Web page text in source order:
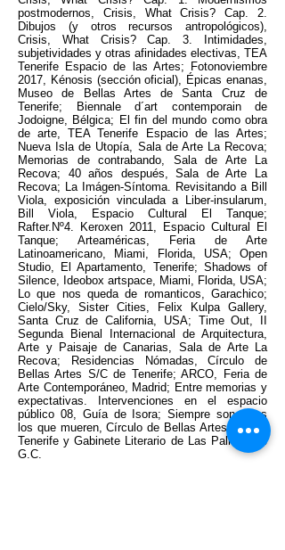
postmodernos, Crisis, What Crisis? Cap. 2.
Dibujos (y otros recursos antropológicos),
Crisis, What Crisis? Cap. 3. Intimidades,
subjetividades y otras afinidades electivas, TEA
Tenerife Espacio de las Artes; Fotonoviembre
2017, Kénosis (sección oficial), Épicas enanas,
Museo de Bellas Artes de Santa Cruz de
Tenerife; Biennale d´art contemporain de
Jodoigne, Bélgica; El fin del mundo como obra
de arte, TEA Tenerife Espacio de las Artes;
Nueva Isla de Utopía, Sala de Arte La Recova;
Memorias de contrabando, Sala de Arte La
Recova; 40 años después, Sala de Arte La
Recova; La Imágen-Síntoma. Revisitando a Bill
Viola, exposición vinculada a Liber-insularum,
Bill Viola, Espacio Cultural El Tanque;
Rafter.Nº4. Keroxen 2011, Espacio Cultural El
Tanque; Arteaméricas, Feria de Arte
Latinoamericano, Miami, Florida, USA; Open
Studio, El Apartamento, Tenerife; Shadows of
Silence, Ideobox artspace, Miami, Florida, USA;
Lo que nos queda de romanticos, Garachico;
Cielo/Sky, Sister Cities, Felix Kulpa Gallery,
Santa Cruz de California, USA; Time Out, II
Segunda Bienal Internacional de Arquitectura,
Arte y Paisaje de Canarias, Sala de Arte La
Recova; Residencias Nómadas, Círculo de
Bellas Artes S/C de Tenerife; ARCO, Feria de
Arte Contemporáneo, Madrid; Entre memorias y
expectativas. Intervenciones en el espacio
público 08, Guía de Isora; Siempre son otros
los que mueren, Círculo de Bellas Artes S/C de
Tenerife y Gabinete Literario de Las Palmas de
G.C.